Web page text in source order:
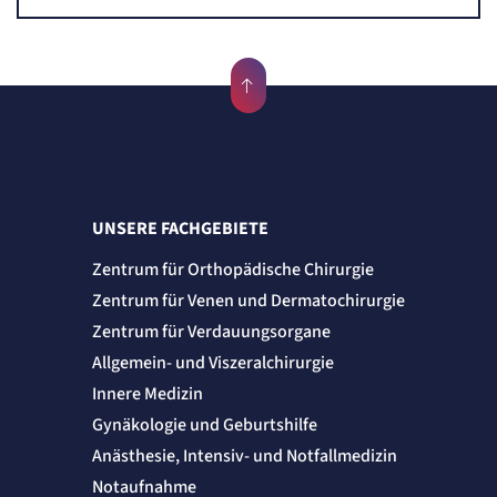
UNSERE FACHGEBIETE
Zentrum für Orthopädische Chirurgie
Zentrum für Venen und Dermatochirurgie
Zentrum für Verdauungsorgane
Allgemein- und Viszeralchirurgie
Innere Medizin
Gynäkologie und Geburtshilfe
Anästhesie, Intensiv- und Notfallmedizin
Notaufnahme
Anbieter:
et_allow_cookies
etracker GmbH
Es erlaubt eTracker Cookies zu setzen.
Cookie Laufzeit:
etracker Analytics
isSdEnabled
etracker GmbH